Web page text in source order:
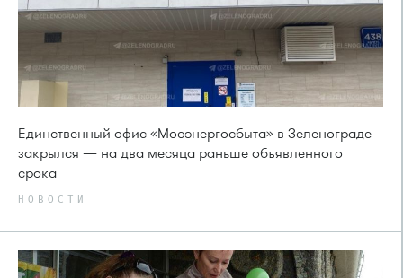
Единственный офис «Мосэнергосбыта» в Зеленограде
закрылся — на два месяца раньше объявленного
срока
НОВОСТИ